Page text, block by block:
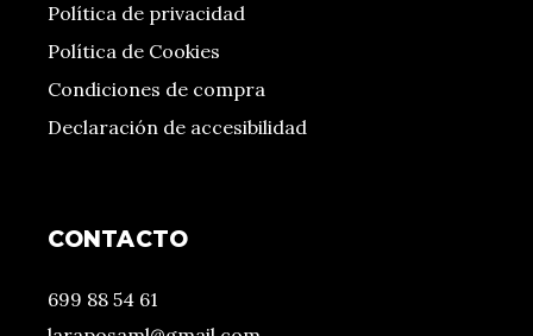
Política de privacidad
Política de Cookies
Condiciones de compra
Declaración de accesibilidad
CONTACTO
699 88 54 61